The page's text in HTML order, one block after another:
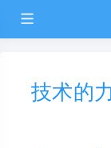
技术的